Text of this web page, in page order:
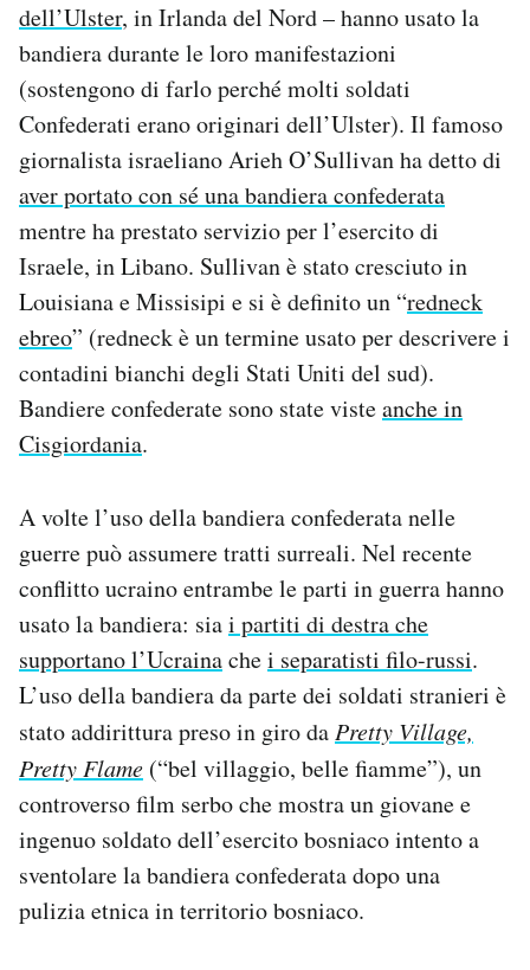
dell’Ulster, in Irlanda del Nord – hanno usato la
bandiera durante le loro manifestazioni
(sostengono di farlo perché molti soldati
Confederati erano originari dell’Ulster). Il famoso
giornalista israeliano Arieh O’Sullivan ha detto di
aver portato con sé una bandiera confederata
mentre ha prestato servizio per l’esercito di
Israele, in Libano. Sullivan è stato cresciuto in
Louisiana e Missisipi e si è definito un “redneck
ebreo” (redneck è un termine usato per descrivere i
contadini bianchi degli Stati Uniti del sud).
Bandiere confederate sono state visteanche in
Cisgiordania.
A volte l’uso della bandiera confederata nelle
guerre può assumere tratti surreali. Nel recente
conflitto ucraino entrambe le parti in guerra hanno
usato la bandiera: siai partiti di destra che
supportano l’Ucrainachei separatisti filo-russi.
L’uso della bandiera da parte dei soldati stranieri è
stato addirittura preso in giro daPretty Village,
Pretty Flame (“bel villaggio, belle fiamme”), un
controverso film serbo che mostra un giovane e
ingenuo soldato dell’esercito bosniaco intento a
sventolare la bandiera confederata dopo una
pulizia etnica in territorio bosniaco.